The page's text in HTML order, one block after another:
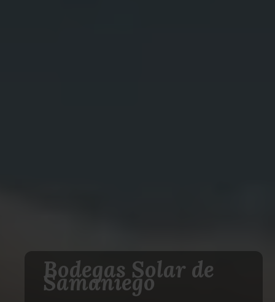
Bodegas Solar de
Samaniego